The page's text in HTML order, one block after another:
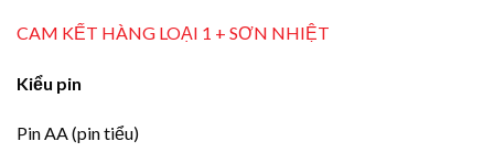
CAM KẾT HÀNG LOẠI 1 + SƠN NHIỆT
Kiểu pin
Pin AA (pin tiểu)